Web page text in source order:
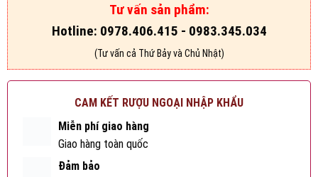
Tư vấn sản phẩm:
Hotline: 0978.406.415 - 0983.345.034
(Tư vấn cả Thứ Bảy và Chủ Nhật)
CAM KẾT RƯỢU NGOẠI NHẬP KHẨU
Miễn phí giao hàng
Giao hàng toàn quốc
Đảm bảo